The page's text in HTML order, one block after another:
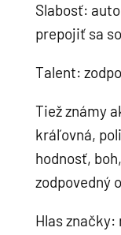
Slabosť:
prepojiť sa
Talent:
Tiež známy
kráľovná,
hodnosť,
zodpovedný
Hlas značky: